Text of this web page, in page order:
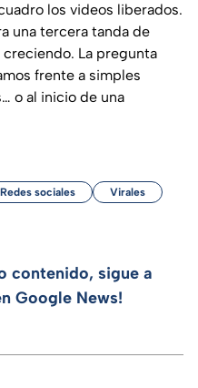
los videos liberados.
una tercera tanda de
La pregunta
frente a simples
o al inicio de una
Redes sociales Virales
contenido, sigue a
Google News!